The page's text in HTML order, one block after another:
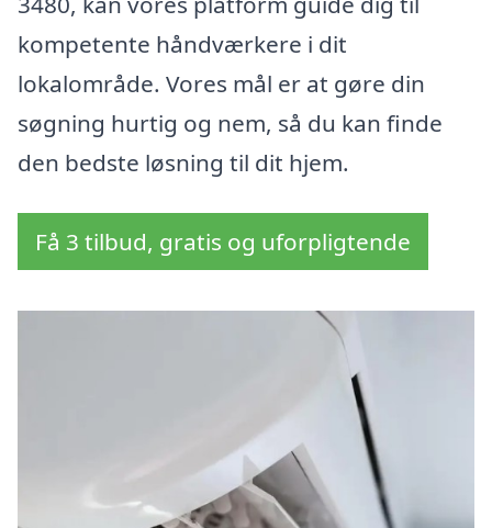
kompetente håndværkere i dit
lokalområde. Vores mål er at gøre din
søgning hurtig og nem, så du kan finde
den bedste løsning til dit hjem.
Få 3 tilbud, gratis og uforpligtende